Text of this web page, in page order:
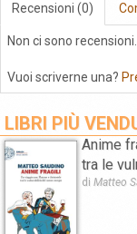
Recensioni (0)
Non ci sono recensioni.
Vuoi scriverne una?
LIBRI PIÙ
Anime
tra le
di Matteo